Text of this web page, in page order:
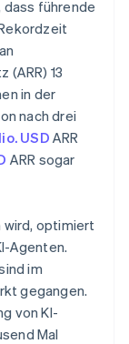
dass führende
(ARR) 13
in der
nach drei
USD ARR
ARR sogar
wird, optimiert
Agenten.
im
gegangen.
von KI-
Mal